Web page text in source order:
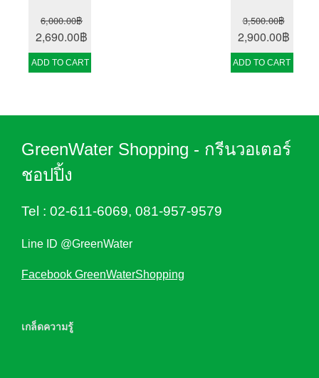
6,000.00฿
Original
price
was:
2,690.00฿
price
is:
ADD TO CART
3,500.00฿
Original
price
was:
2,900.00฿
price
is:
ADD TO CART
GreenWater Shopping - กรีนวอเตอร์
ชอปปิ้ง
Tel : 02-611-6069, 081-957-9579
Line ID @GreenWater
Facebook GreenWaterShopping
เกล็ดความรู้